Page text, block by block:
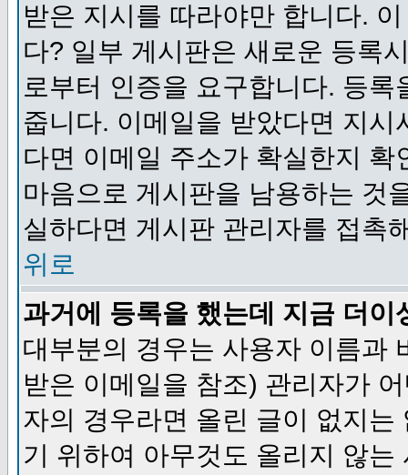
받은 지시를 따라야만 합니다.
다? 일부 게시판은 새로운 등록
로부터 인증을 요구합니다. 등
줍니다. 이메일을 받았다면 지
다면 이메일 주소가 확실한지
마음으로 게시판을 남용하는 것
실하다면 게시판 관리자를 접촉
위로
과거에 등록을 했는데 지금 더
대부분의 경우는 사용자 이름과
받은 이메일을 참조) 관리자가
자의 경우라면 올린 글이 없지
기 위하여 아무것도 올리지 않